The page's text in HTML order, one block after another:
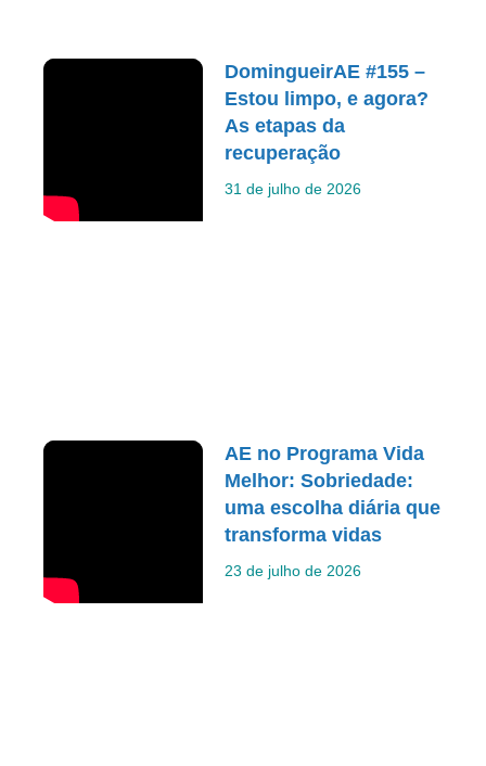
DomingueirAE #155 –
Estou limpo, e agora?
As etapas da
recuperação
31 de julho de 2026
AE no Programa Vida
Melhor: Sobriedade:
uma escolha diária que
transforma vidas
23 de julho de 2026